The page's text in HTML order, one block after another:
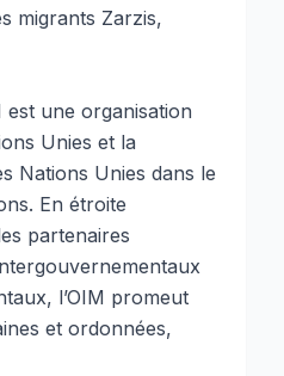
migrants Zarzis,
est une organisation
Unies et la
Nations Unies dans le
En étroite
partenaires
l’OIM promeut
et ordonnées,